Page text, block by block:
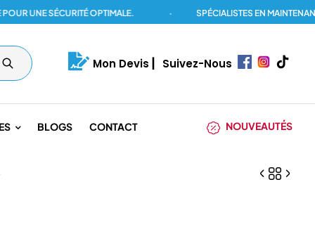
SÉCURITÉ OPTIMALE. SPÉCIALISTES EN MAINTENANCE
Mon Devis Suivez-Nous
BLOGS CONTACT NOUVEAUTÉS